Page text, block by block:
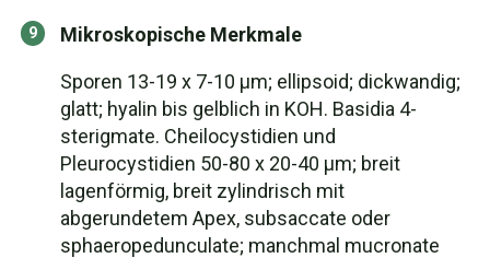
Mikroskopische Merkmale
Sporen 13-19 x 7-10 µm; ellipsoid; dickwandig;
glatt; hyalin bis gelblich in KOH. Basidia 4-
sterigmate. Cheilocystidien und
Pleurocystidien 50-80 x 20-40 µm; breit
lagenförmig, breit zylindrisch mit
abgerundetem Apex, subsaccate oder
sphaeropedunculate; manchmal mucronate